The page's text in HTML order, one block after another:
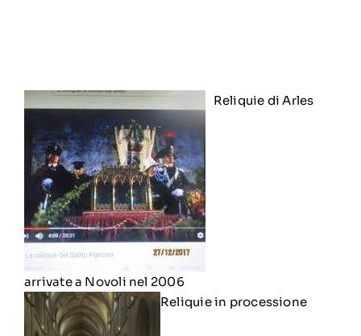
Reliquie di Arles
arrivate a Novoli nel 2006
Reliquie in processione